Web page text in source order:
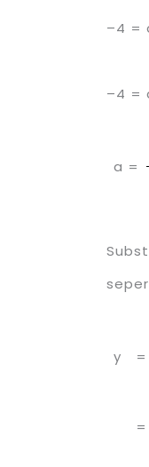
–4 =
–4 =
a =
y =
=